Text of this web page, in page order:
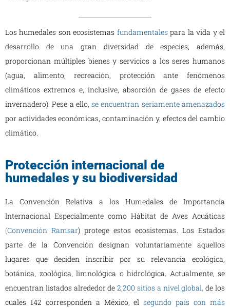
Los humedales son ecosistemas fundamentales para la vida y el
desarrollo de una gran diversidad de especies; además,
proporcionan múltiples bienes y servicios a los seres humanos
(agua, alimento, recreación, protección ante fenómenos
climáticos extremos e, inclusive, absorción de gases de efecto
invernadero). Pese a ello, se encuentran seriamente amenazados
por actividades económicas, contaminación y, efectos del cambio
climático.
Protección internacional de
humedales y su biodiversidad
La Convención Relativa a los Humedales de Importancia
Internacional Especialmente como Hábitat de Aves Acuáticas
(Convención Ramsar) protege estos ecosistemas. Los Estados
parte de la Convención designan voluntariamente aquellos
lugares que deciden inscribir por su relevancia ecológica,
botánica, zoológica, limnológica o hidrológica. Actualmente, se
encuentran listados alrededor de 2,200 sitios a nivel global,de los
cuales 142 corresponden a México, el segundo país con más